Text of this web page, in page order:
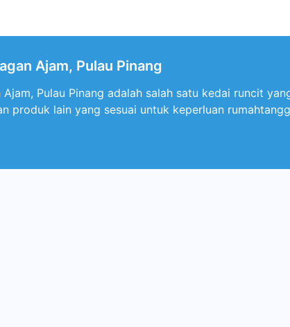
Ajam, Pulau Pinang
Ajam, Pulau Pinang adalah salah satu kedai runcit
produk lain yang sesuai untuk keperluan